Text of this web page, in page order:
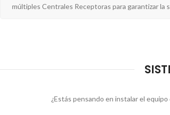
múltiples Centrales Receptoras para garantizar la
¿Estás pensando en instalar el